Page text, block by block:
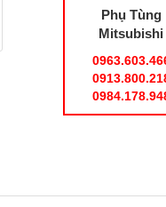
Phụ Tùng
Mitsubishi